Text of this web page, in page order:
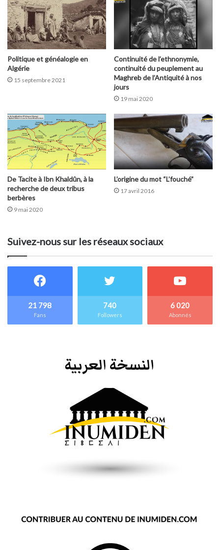
Politique et généalogie en
Algérie
15 septembre 2021
Continuité de l’ethnonymie,
continuité du peuplement au
Maghreb de l’Antiquité à nos
jours
19 mai 2020
De Tacite à Ibn Khaldûn, à la
recherche de deux tribus
berbères
9 mai 2020
L’origine du mot “L’fouché”
17 avril 2016
Suivez-nous sur les réseaux sociaux
21 798
Fans
740
Followers
6 020
Abonnés